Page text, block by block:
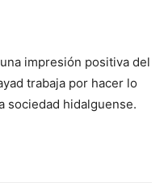
impresión positiva del
trabaja por hacer lo
sociedad hidalguense.